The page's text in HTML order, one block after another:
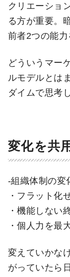
クリエーショ
る方が重要。
前者2つの能力
どういうマー
ルモデルとは
ダイムで思考
変化を共
-組織体制の変
・フラット化
・機能しない
・個人力を最
変えていかな
がっていたら